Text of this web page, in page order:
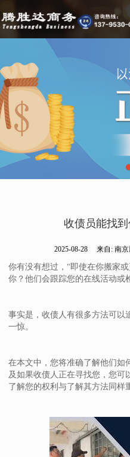
业务范围
新闻动态
收债员能找
2025-08-28 来自: 南
你有没有想过，“即使在你搬家
你？他们会跟踪您的在线活动或
事实是，收债人有很多方法可以
一惊。
在本文中，您将准确了解他们如
及如果收债人正在寻找您，您可
了解您的权利与了解其方法同样